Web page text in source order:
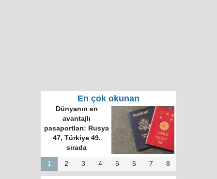
En çok okunan
Dünyanın en
avantajlı
pasaportları: Rusya
47, Türkiye 49.
sırada
1 2 3 4 5 6 7 8